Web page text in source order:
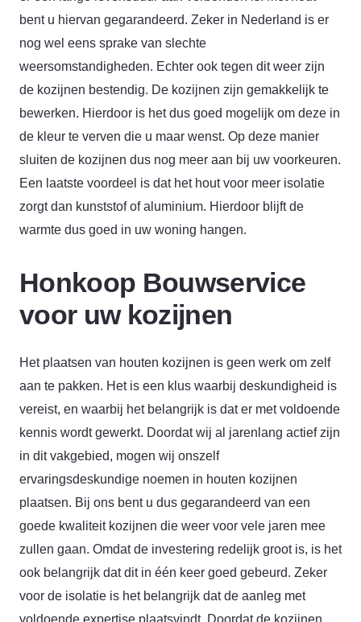
bent u hiervan gegarandeerd. Zeker in Nederland is er
nog wel eens sprake van slechte
weersomstandigheden. Echter ook tegen dit weer zijn
de kozijnen bestendig. De kozijnen zijn gemakkelijk te
bewerken. Hierdoor is het dus goed mogelijk om deze in
de kleur te verven die u maar wenst. Op deze manier
sluiten de kozijnen dus nog meer aan bij uw voorkeuren.
Een laatste voordeel is dat het hout voor meer isolatie
zorgt dan kunststof of aluminium. Hierdoor blijft de
warmte dus goed in uw woning hangen.
Honkoop Bouwservice
voor uw kozijnen
Het plaatsen van houten kozijnen is geen werk om zelf
aan te pakken. Het is een klus waarbij deskundigheid is
vereist, en waarbij het belangrijk is dat er met voldoende
kennis wordt gewerkt. Doordat wij al jarenlang actief zijn
in dit vakgebied, mogen wij onszelf
ervaringsdeskundige noemen in houten kozijnen
plaatsen. Bij ons bent u dus gegarandeerd van een
goede kwaliteit kozijnen die weer voor vele jaren mee
zullen gaan. Omdat de investering redelijk groot is, is het
ook belangrijk dat dit in één keer goed gebeurd. Zeker
voor de isolatie is het belangrijk dat de aanleg met